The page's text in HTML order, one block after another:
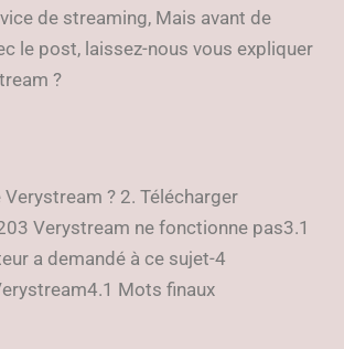
de streaming, Mais avant de
le post, laissez-nous vous expliquer
?
Verystream ? 2. Télécharger
Verystream ne fonctionne pas3.1
a demandé à ce sujet-4
Mots finaux